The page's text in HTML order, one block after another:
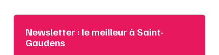
Newsletter : le meilleur à Saint-
Gaudens